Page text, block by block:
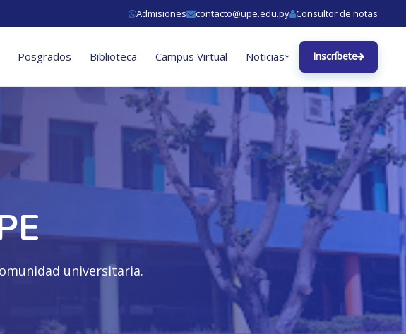
Admisiones contacto@upe.edu.py Consultor de notas
Posgrados Biblioteca Campus Virtual Noticias Inscríbete
universitaria.